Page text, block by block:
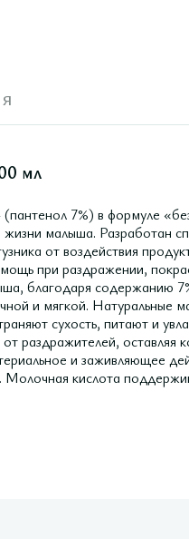
мл
7%) в формуле
малыша. Разработан
от воздействия
при раздражении,
благодаря содержанию
и мягкой. Натуральные
сухость, питают и
раздражителей, оставляя
и заживляющее
Молочная кислота